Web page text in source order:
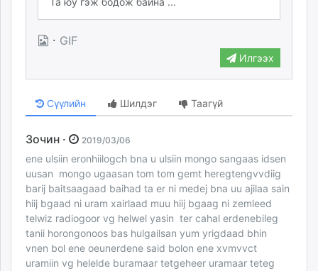
· GIF
Илгээх
Сүүлийн Шилдэг Таагүй
Зочин · 2019/03/06
ene ulsiin eronhiilogch bna u ulsiin mongo sangaas idsen
uusan mongo ugaasan tom tom gemt heregtengvvdiig
barij baitsaagaad baihad ta er ni medej bna uu ajilaa sain
hiij bgaad ni uram xairlaad muu hiij bgaag ni zemleed
telwiz radiogoor vg helwel yasin ter cahal erdenebileg
tanii horongonoos bas hulgailsan yum yrigdaad bhin
vnen bol ene oeunerdene said bolon ene xvmvvct
uramiin vg helelde buramaar tetgeheer uramaar teteg